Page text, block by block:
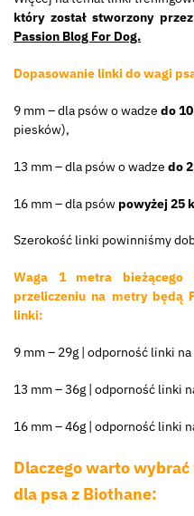
który został stworzony
Passion Blog For Dog.
Dopasowanie linki do wagi
9 mm – dla psów o wadze do
piesków),
13 mm – dla psów o wadze do
16 mm – dla psów powyżej 25
Szerokość linki powinniśmy
Waga 1 metra
przeliczeniu na metry będą
linki:
9 mm – 29g | odporność linki
13 mm – 36g | odporność linki
16 mm – 46g | odporność linki
Dlaczego warto
dla psa z Biothane: